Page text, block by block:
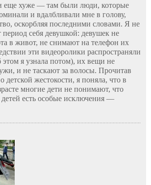
еще хуже — там были люди, которые
и вдалбливали мне в голову,
оскорбляя последними словами. Я не
период себя девушкой: девушек не
в живот, не снимают на телефон их
эти видеоролики распространяли
этом я узнала потом), их вещи не
и не таскают за волосы. Прочитав
детской жестокости, я поняла, что в
многие дети не понимают, что
есть особые исключения —